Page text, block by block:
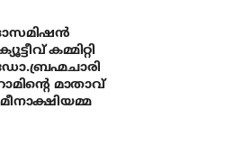
കമ്മിറ്റി
മാതാവ്